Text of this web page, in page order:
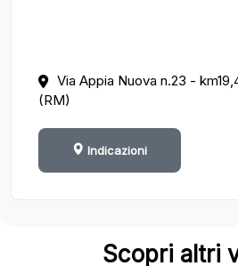
Via Appia Nuova n.23 -
(RM)
Indicazioni
Scopri altri